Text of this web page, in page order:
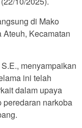
di Mako
Kecamatan
menyampaikan
ini telah
dalam upaya
peredaran narkoba